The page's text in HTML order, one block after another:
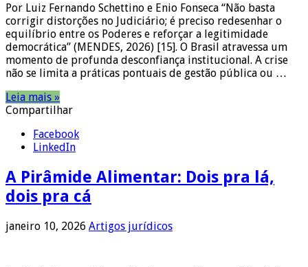
Por Luiz Fernando Schettino e Enio Fonseca “Não basta
corrigir distorções no Judiciário; é preciso redesenhar o
equilíbrio entre os Poderes e reforçar a legitimidade
democrática” (MENDES, 2026) [15]. O Brasil atravessa um
momento de profunda desconfiança institucional. A crise
não se limita a práticas pontuais de gestão pública ou …
Leia mais »
Compartilhar
Facebook
LinkedIn
A Pirâmide Alimentar: Dois pra lá,
dois pra cá
janeiro 10, 2026 Artigos jurídicos